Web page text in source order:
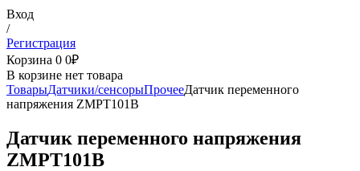
Вход
/
Регистрация
Корзина 0 0₽
В корзине нет товара
ТоварыДатчики/сенсорыПрочееДатчик переменного
напряжения ZMPT101B
Датчик переменного напряжения
ZMPT101B